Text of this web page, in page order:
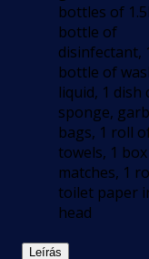
bottles of
bottle of
disinfectant,
bottle of
liquid, 1 dish
sponge,
bags, 1 roll
towels, 1
matches, 1
toilet paper
head
Leírás